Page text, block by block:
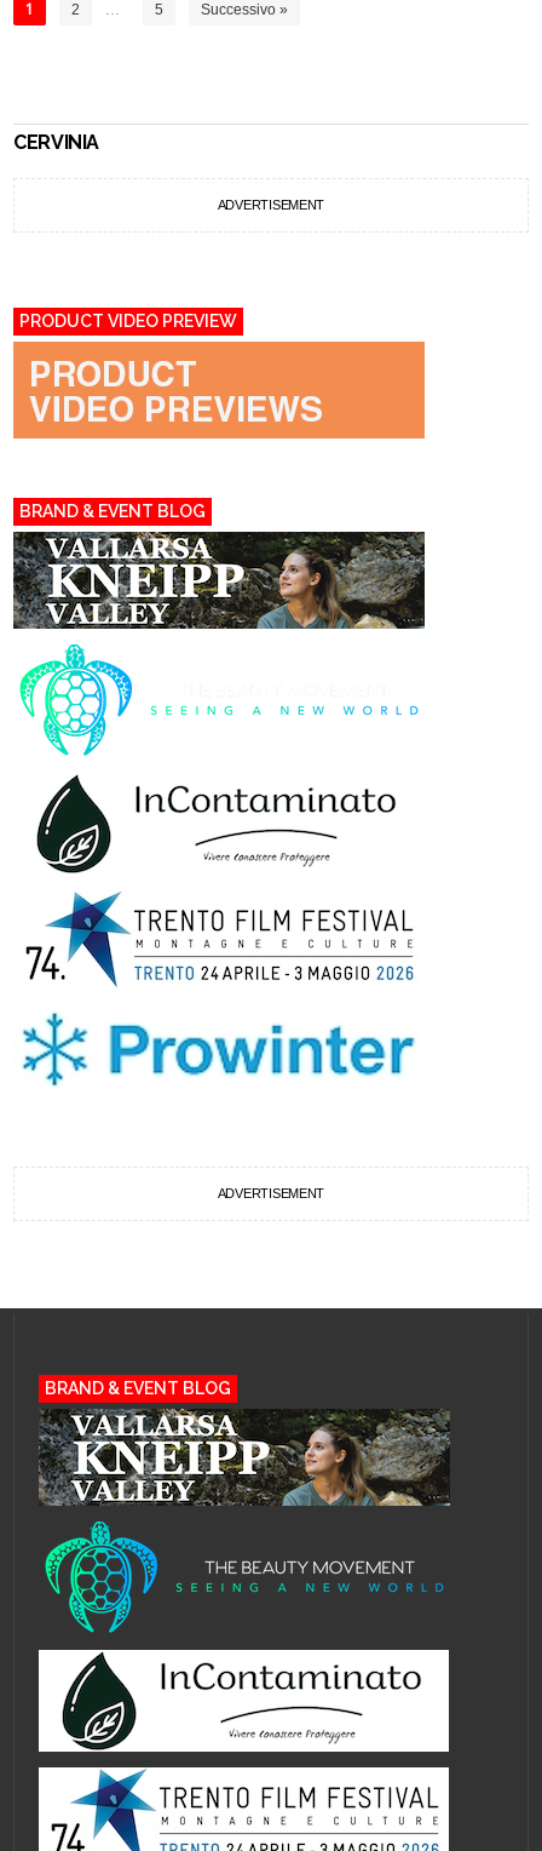
1 2 … 5 Successivo »
CERVINIA
ADVERTISEMENT
PRODUCT VIDEO PREVIEW
BRAND & EVENT BLOG
ADVERTISEMENT
BRAND & EVENT BLOG